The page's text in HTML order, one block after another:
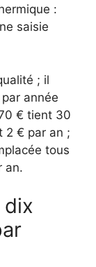
:
saisie
; il
année
€ tient 30
2 € par an ;
tous
an.
dix